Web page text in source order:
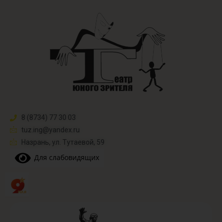
8 (8734) 77 30 03
tuz.ing@yandex.ru​
Назрань, ул. Тутаевой, 59
Для слабовидящих